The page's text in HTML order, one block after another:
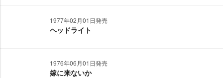
1977年02月01日発売
ヘッドライト
1976年06月01日発売
嫁に来ないか